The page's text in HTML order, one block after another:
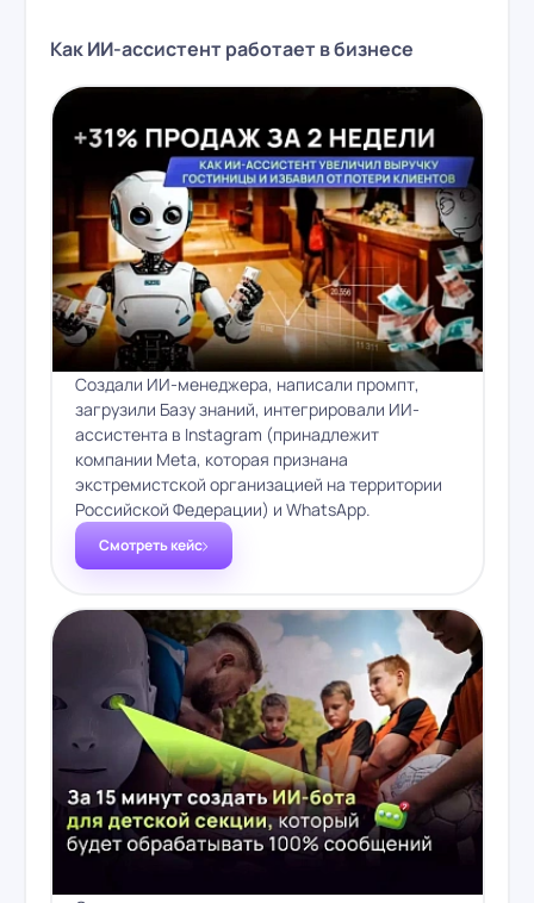
Как ИИ-ассистент работает в бизнесе
Создали ИИ-менеджера, написали промпт,
загрузили Базу знаний, интегрировали ИИ-
ассистента в Instagram (принадлежит
компании Meta, которая признана
экстремистской организацией на территории
Российской Федерации) и WhatsApp.
Смотреть кейс